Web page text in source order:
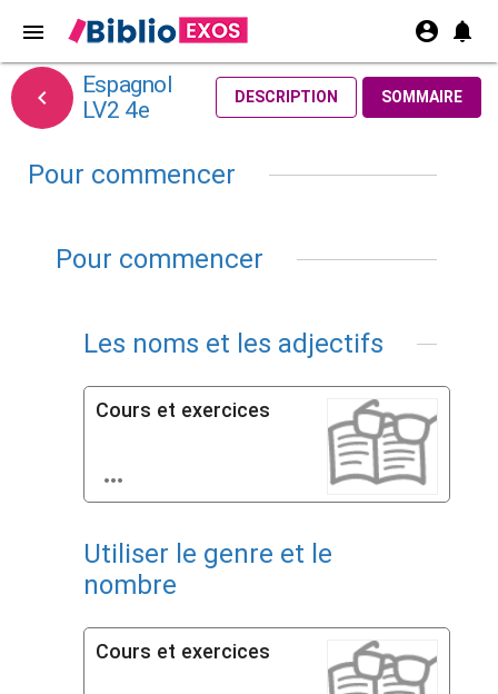
menu account_circle notifications

Espagnol
LV2 4e
DESCRIPTION SOMMAIRE
Pour commencer
Pour commencer
Les noms et les adjectifs
Cours et exercices

Utiliser le genre et le
nombre
Cours et exercices